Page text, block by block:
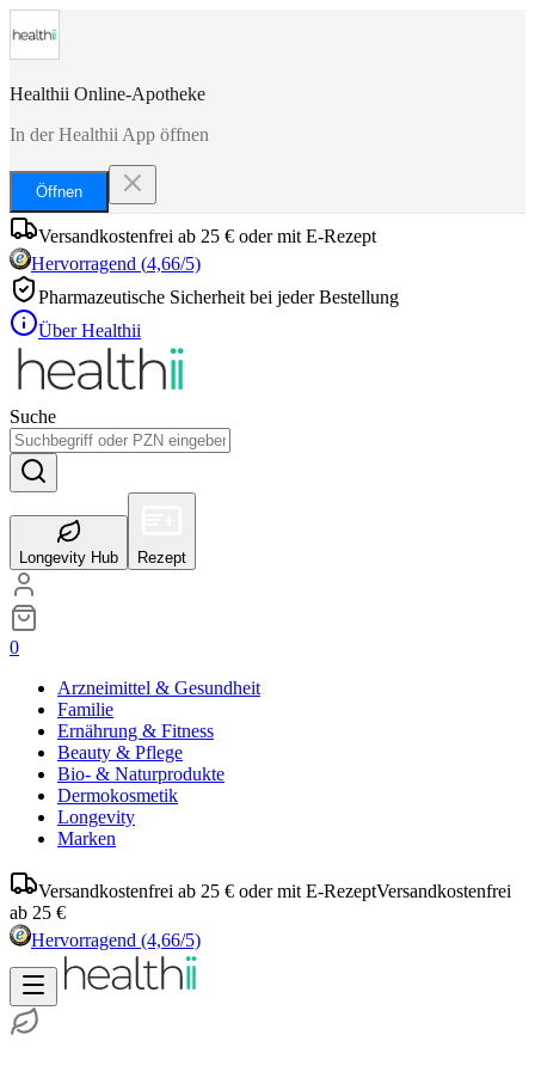
Healthii Online-Apotheke
In der Healthii App öffnen
Öffnen
Versandkostenfrei ab 25 € oder mit E-Rezept
Hervorragend (4,66/5)
Pharmazeutische Sicherheit bei jeder Bestellung
Über Healthii
Suche
Longevity Hub Rezept
0
Arzneimittel & Gesundheit
Familie
Ernährung & Fitness
Beauty & Pflege
Bio- & Naturprodukte
Dermokosmetik
Longevity
Marken
Versandkostenfrei ab 25 € oder mit E-RezeptVersandkostenfrei
ab 25 €
Hervorragend (4,66/5)